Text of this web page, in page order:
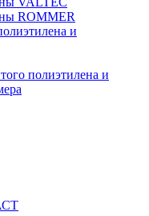
ROMMER
и
полиэтилена и